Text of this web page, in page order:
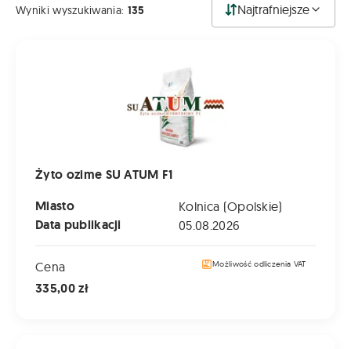
Wyniki wyszukiwania: 135 Najtrafniejsze
Żyto ozime SU ATUM F1
Miasto
Kolnica (Opolskie)
Data publikacji 05.08.2026
Cena
335,00 zł
Możliwość odliczenia VAT